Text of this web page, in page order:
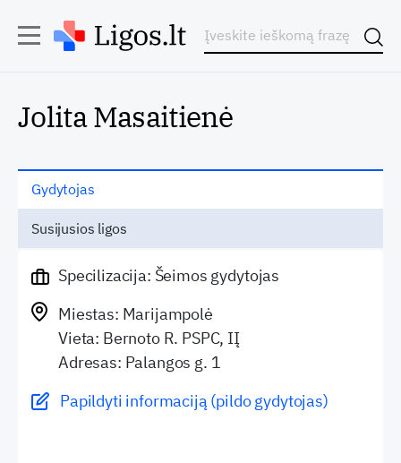
Jolita Masaitienė
Gydytojas
Susijusios ligos
Specilizacija: Šeimos gydytojas
Miestas: Marijampolė
Vieta: Bernoto R. PSPC, IĮ
Adresas: Palangos g. 1
Papildyti informaciją (pildo gydytojas)